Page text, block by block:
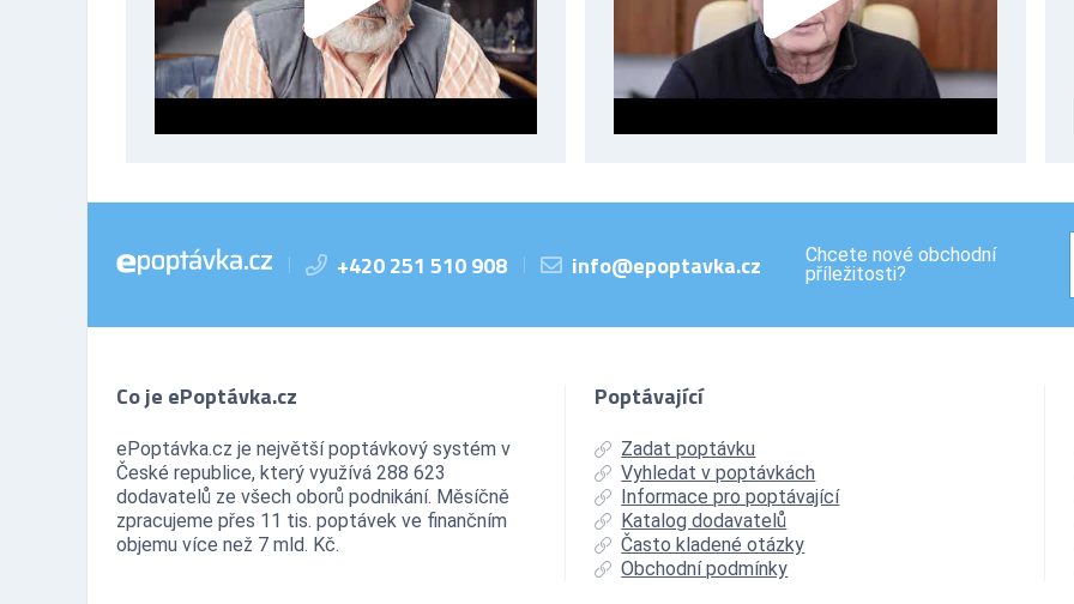
| +420 251 510 908 | info@epoptavka.cz
Chcete nové obchodní
příležitosti?
Co je ePoptávka.cz
ePoptávka.cz je největší poptávkový systém v
České republice, který využívá 288 623
dodavatelů ze všech oborů podnikání. Měsíčně
zpracujeme přes 11 tis. poptávek ve finančním
objemu více než 7 mld. Kč.
Poptávající
Zadat poptávku
Vyhledat v poptávkách
Informace pro poptávající
Katalog dodavatelů
Často kladené otázky
Obchodní podmínky